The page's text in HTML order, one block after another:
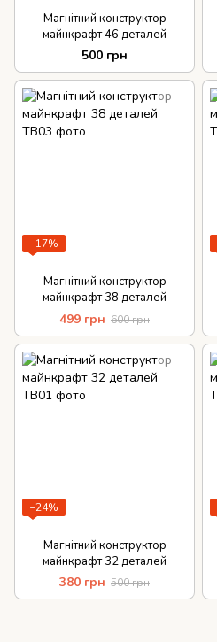
Магнітний конструктор
майнкрафт 46 деталей
500 грн
−17%
Магнітний конструктор
майнкрафт 38 деталей
499 грн 600 грн
−24%
Магнітний конструктор
майнкрафт 32 деталей
380 грн 500 грн